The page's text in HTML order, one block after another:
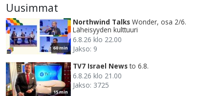
Uusimmat
60 min
Northwind Talks Wonder, osa 2/6.
Läheisyyden kulttuuri
6.8.26 klo 22.00
Jakso: 9
15 min
TV7 Israel News to 6.8.
6.8.26 klo 21.00
Jakso: 3725